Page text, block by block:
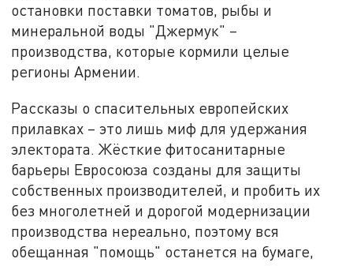
остановки поставки томатов, рыбы и
минеральной воды "Джермук" –
производства, которые кормили целые
регионы Армении.
Рассказы о спасительных европейских
прилавках – это лишь миф для удержания
электората. Жёсткие фитосанитарные
барьеры Евросоюза созданы для защиты
собственных производителей, и пробить их
без многолетней и дорогой модернизации
производства нереально, поэтому вся
обещанная "помощь" останется на бумаге,